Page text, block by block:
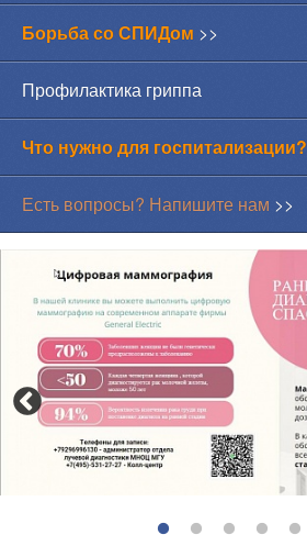
Борьба со СПИДом >>
Профилактика гриппа
Что нужно для госпитализации?
Есть вопросы? Напишите нам >>